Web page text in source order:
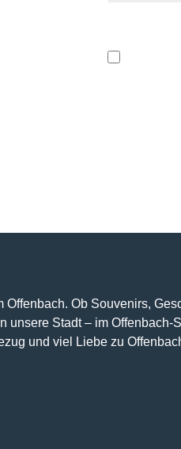
Offenbach. Ob Souvenirs,
unsere Stadt – im Offenbach-
und viel Liebe zu